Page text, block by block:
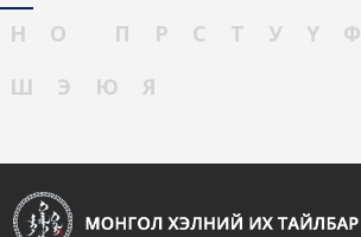
Н
О П Р С Т У Ү Ф
Ш
Э Ю Я